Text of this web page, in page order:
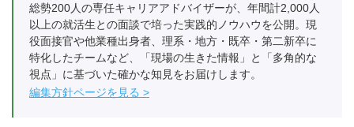
総勢200人の専任キャリアアドバイザーが、年間計2,000人
以上の就活生との面談で培った実践的ノウハウを公開。現
役面接官や他業種出身者、理系・地方・既卒・第二新卒に
特化したチームなど、「現場の生きた情報」と「多角的な
視点」に基づいた確かな知見をお届けします。
編集方針ページを見る